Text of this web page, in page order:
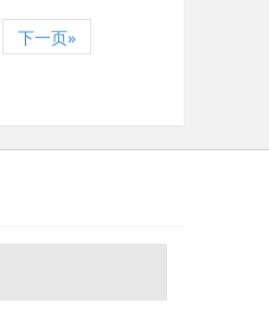
下一页»